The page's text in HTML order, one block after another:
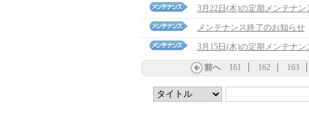
3月22日(木)の定期メンテナン
メンテナンス終了のお知らせ
3月15日(木)の定期メンテナン
前へ 161 162 163